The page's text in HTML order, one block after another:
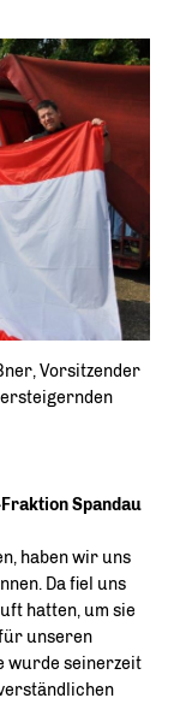
Vorsitzender
Spandau
haben wir uns
Da fiel uns
hatten, um sie
unseren
wurde seinerzeit